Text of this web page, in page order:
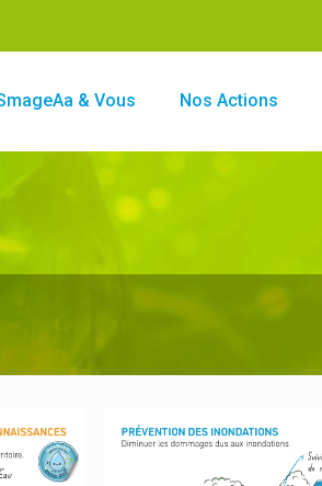
& Vous Nos Actions